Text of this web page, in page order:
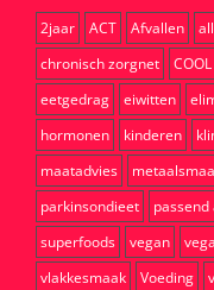
2jaar ACT Afvallen
chronisch zorgnet
COOL
eetgedrag
eiwitten
hormonen
kinderen
maatadvies
parkinsondieet
passend
superfoods
vegan
vlakkesmaak
Voeding